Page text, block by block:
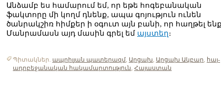
Անձամբ ես համարում եմ, որ եթե հոգեբանական
ֆակտորը մի կողմ դնենք, ապա գոյություն ունեն
ծանրակշիռ հիմքեր ի օգուտ այն բանի, որ հաղթել
Մանրամասն այդ մասին գրել եմ այստեղ։
Պիտակներ. ապրիլյան պատերազմ, Արցախ, Արցախ Ակբար, հայ-
ադրբեջանական հակամարտություն, Հայաստան